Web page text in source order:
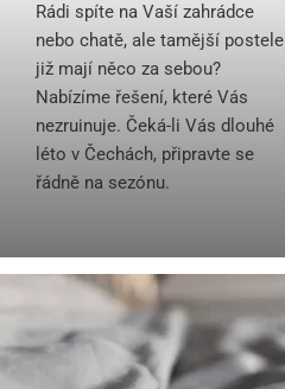
Rádi spíte na Vaší zahrádce
nebo chatě, ale tamější postele
již mají něco za sebou?
Nabízíme řešení, které Vás
nezruinuje. Čeká-li Vás dlouhé
léto v Čechách, připravte se
řádně na sezónu.